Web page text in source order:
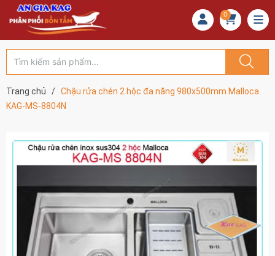
0
Trang chủ / Chậu rửa chén 2 hộc đa năng 980x500mm Malloca
KAG-MS-8804N